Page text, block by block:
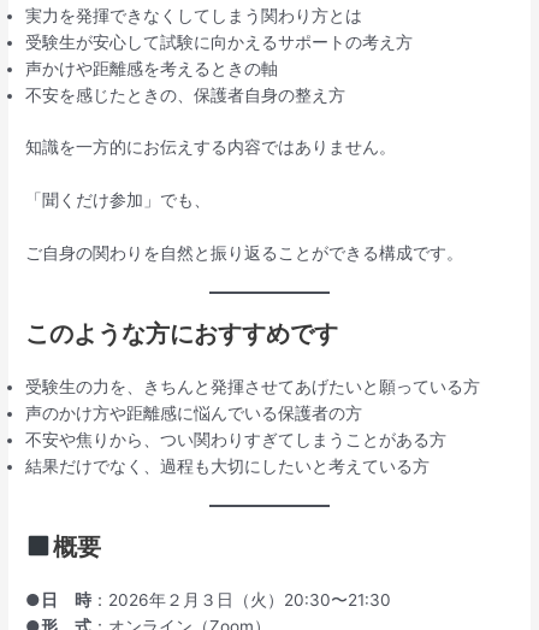
実力を発揮できなくしてしまう関わり方とは
受験生が安心して試験に向かえるサポートの考え方
声かけや距離感を考えるときの軸
不安を感じたときの、保護者自身の整え方
知識を一方的にお伝えする内容ではありません。
「聞くだけ参加」でも、
ご自身の関わりを自然と振り返ることができる構成です。
このような方におすすめです
受験生の力を、きちんと発揮させてあげたいと願っている方
声のかけ方や距離感に悩んでいる保護者の方
不安や焦りから、つい関わりすぎてしまうことがある方
結果だけでなく、過程も大切にしたいと考えている方
概要
●日 時 ：2026年２月３日（火）20:30〜21:30